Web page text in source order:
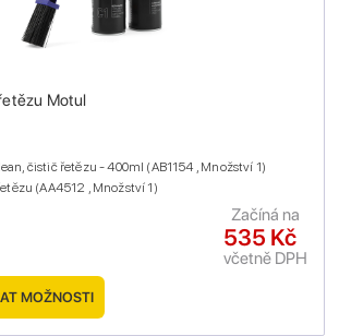
Motul
čistič řetězu - 400ml (AB1154 , Množství 1)
(AA4512 , Množství 1)
535 Kč
včetně DPH
Začíná na
MOŽNOSTI